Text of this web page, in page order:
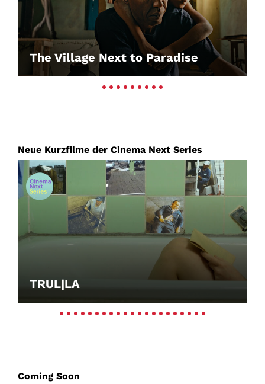
The Village Next to Paradise
Neue Kurzfilme der Cinema Next Series
TRUL|LA
Coming Soon